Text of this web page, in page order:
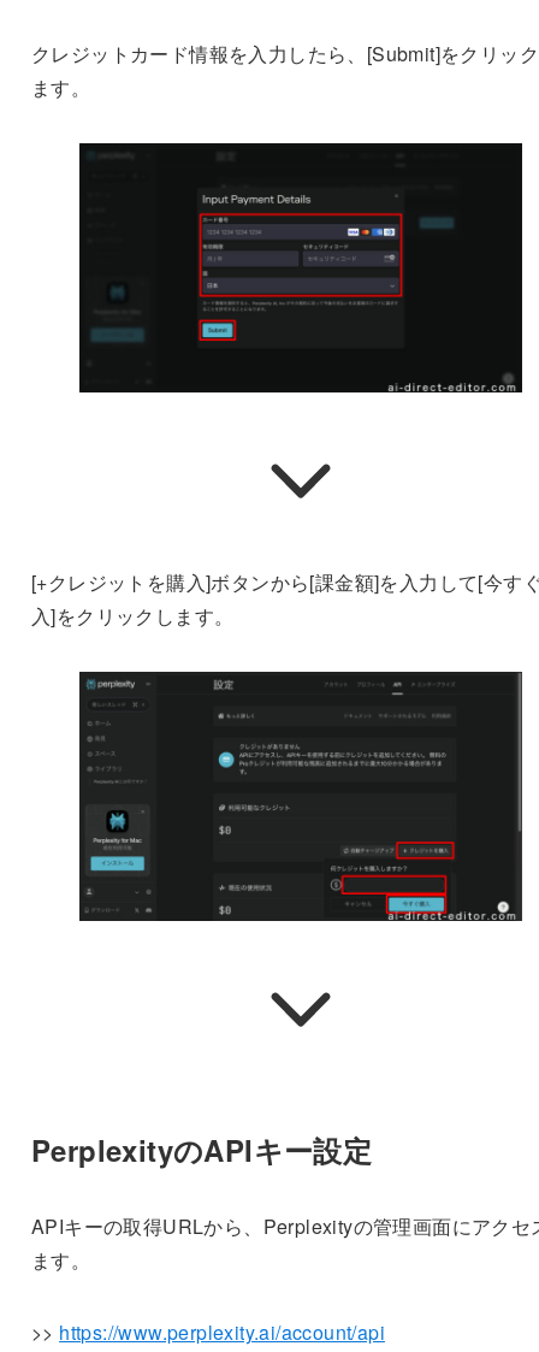
クレジットカード情報を入力したら、[Submit]をクリッ
ます。
[+クレジットを購入]ボタンから[課金額]を入力して[今す
入]をクリックします。
PerplexityのAPIキー設定
APIキーの取得URLから、Perplexityの管理画面にアクセ
ます。
>> https://www.perplexity.ai/account/api